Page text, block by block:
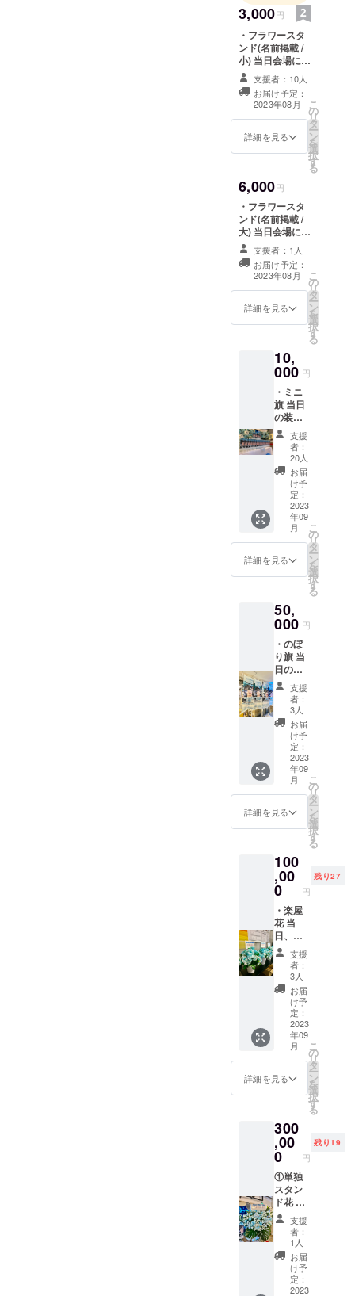
3,000円
・フラワースタ
ンド(名前掲載 /
小) 当日会場にあ
るフラワースタ
ンドに生誕祭支
援者としてお名
前を掲載させて
いただきます。
備考欄に記載希
さい。 ※ネーム
プレートのお持
ち帰り不可 ※お
名前（ニック
ネーム可）は、6
文字までお願い
いたします。 ※
特殊文字・記号
は使用できませ
ん。
支援者：10人
お届け予定：
2023年08月
詳細を見る
こ
の
リ
タ
ー
ン
を
選
択
す
る
6,000円
・フラワースタ
ンド(名前掲載 /
大) 当日会場にあ
るフラワースタ
ンドに生誕祭支
援者としてお名
前を掲載させて
いただきます。
備考欄に記載希
プレートのお持
名前（ニック
ネーム可）は、6
文字までお願い
いたします。 ※
特殊文字・記号
は使用できませ
支援者：1人
お届け予定：
2023年08月
詳細を見る
こ
の
リ
タ
ー
ン
を
選
択
す
る
10,
000 円
・ミニ
旗 当日
の装飾
に使用
する、
ミニ旗
を作成
致しま
す。 ミ
ニ旗に
は、生
誕祭支
援者様
のお名
前
ム可）
を記載
させて
いただ
きま
す。 お
名前は
データ
で印字
を入れ
させて
いただ
きます
生誕祭
終了
後、1〜
3週間で
入れた
ものを
ご自宅
へ郵送
させて
いただ
きま
す。 ・
クラウ
ドファ
ンディ
ング限
定グッ
ズ クラ
ウド
ファン
ディン
グご支
をご用
意させ
ていた
だきま
す。
グッズ
の詳細
は当日
までに
別途お
知らせ
させて
いただ
きま
支援
者：
20人
お届
け予
定：
2023
年09
月
詳細を見る
こ
の
リ
タ
ー
ン
を
選
択
す
る
50,
000 円
・のぼ
り旗 当
日の装
飾に使
用す
る、の
ぼり旗
を作成
致しま
す。 の
ぼり旗
には生
誕祭支
援者様
のお名
クネー
ム可）
が記載
されま
す。 生
誕祭終
了後、
1〜3週
間で直
筆サイ
ン入り
の のぼ
り旗
(ポール
スタン
ドは付
属しま
せん)を
ご自宅
いただ
きま
す。 ・
クラウ
ドファ
ンディ
ング限
定グッ
ズ クラ
ウド
ファン
ディン
グご支
援者限
支援
者：
3人
お届
け予
定：
2023
年09
月
詳細を見る
こ
の
リ
タ
ー
ン
を
選
択
す
る
100
,00
0 円
残り27
・楽屋
花 当
日、タ
レント
が使用
する楽
屋にお
花をお
届けい
たしま
す。 使
用した
お花は
郵送は
いたし
誕イベ
ント当
日、欲
しい場
合はス
タッフ
にご相
談くだ
さい。
・クラ
ウド
ファン
ディン
グ限定
支援
者：
3人
お届
け予
定：
2023
年09
月
詳細を見る
こ
の
リ
タ
ー
ン
を
選
択
す
る
300
,00
0 円
残り19
①単独
スタン
ド花 生
誕祭支
援者様
のお名
前
（ニッ
クネー
ム可）
支援
者：
1人
お届
け予
定：
2023